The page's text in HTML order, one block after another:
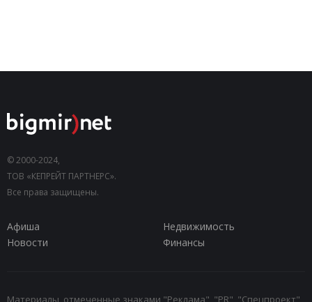
© 2000-2024,
ТОВ «КЕПРЕЙТ ПАРТНЕРС».
Все права защищены.
Афиша
Недвижимость
Новости
Финансы
Материалы, отмеченные знаками "Реклама", "PR", "Спецпроект",